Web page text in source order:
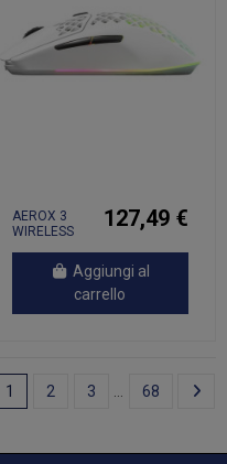
AEROX 3
WIRELESS
127,49 €
Aggiungi al
carrello
1 2 3 68